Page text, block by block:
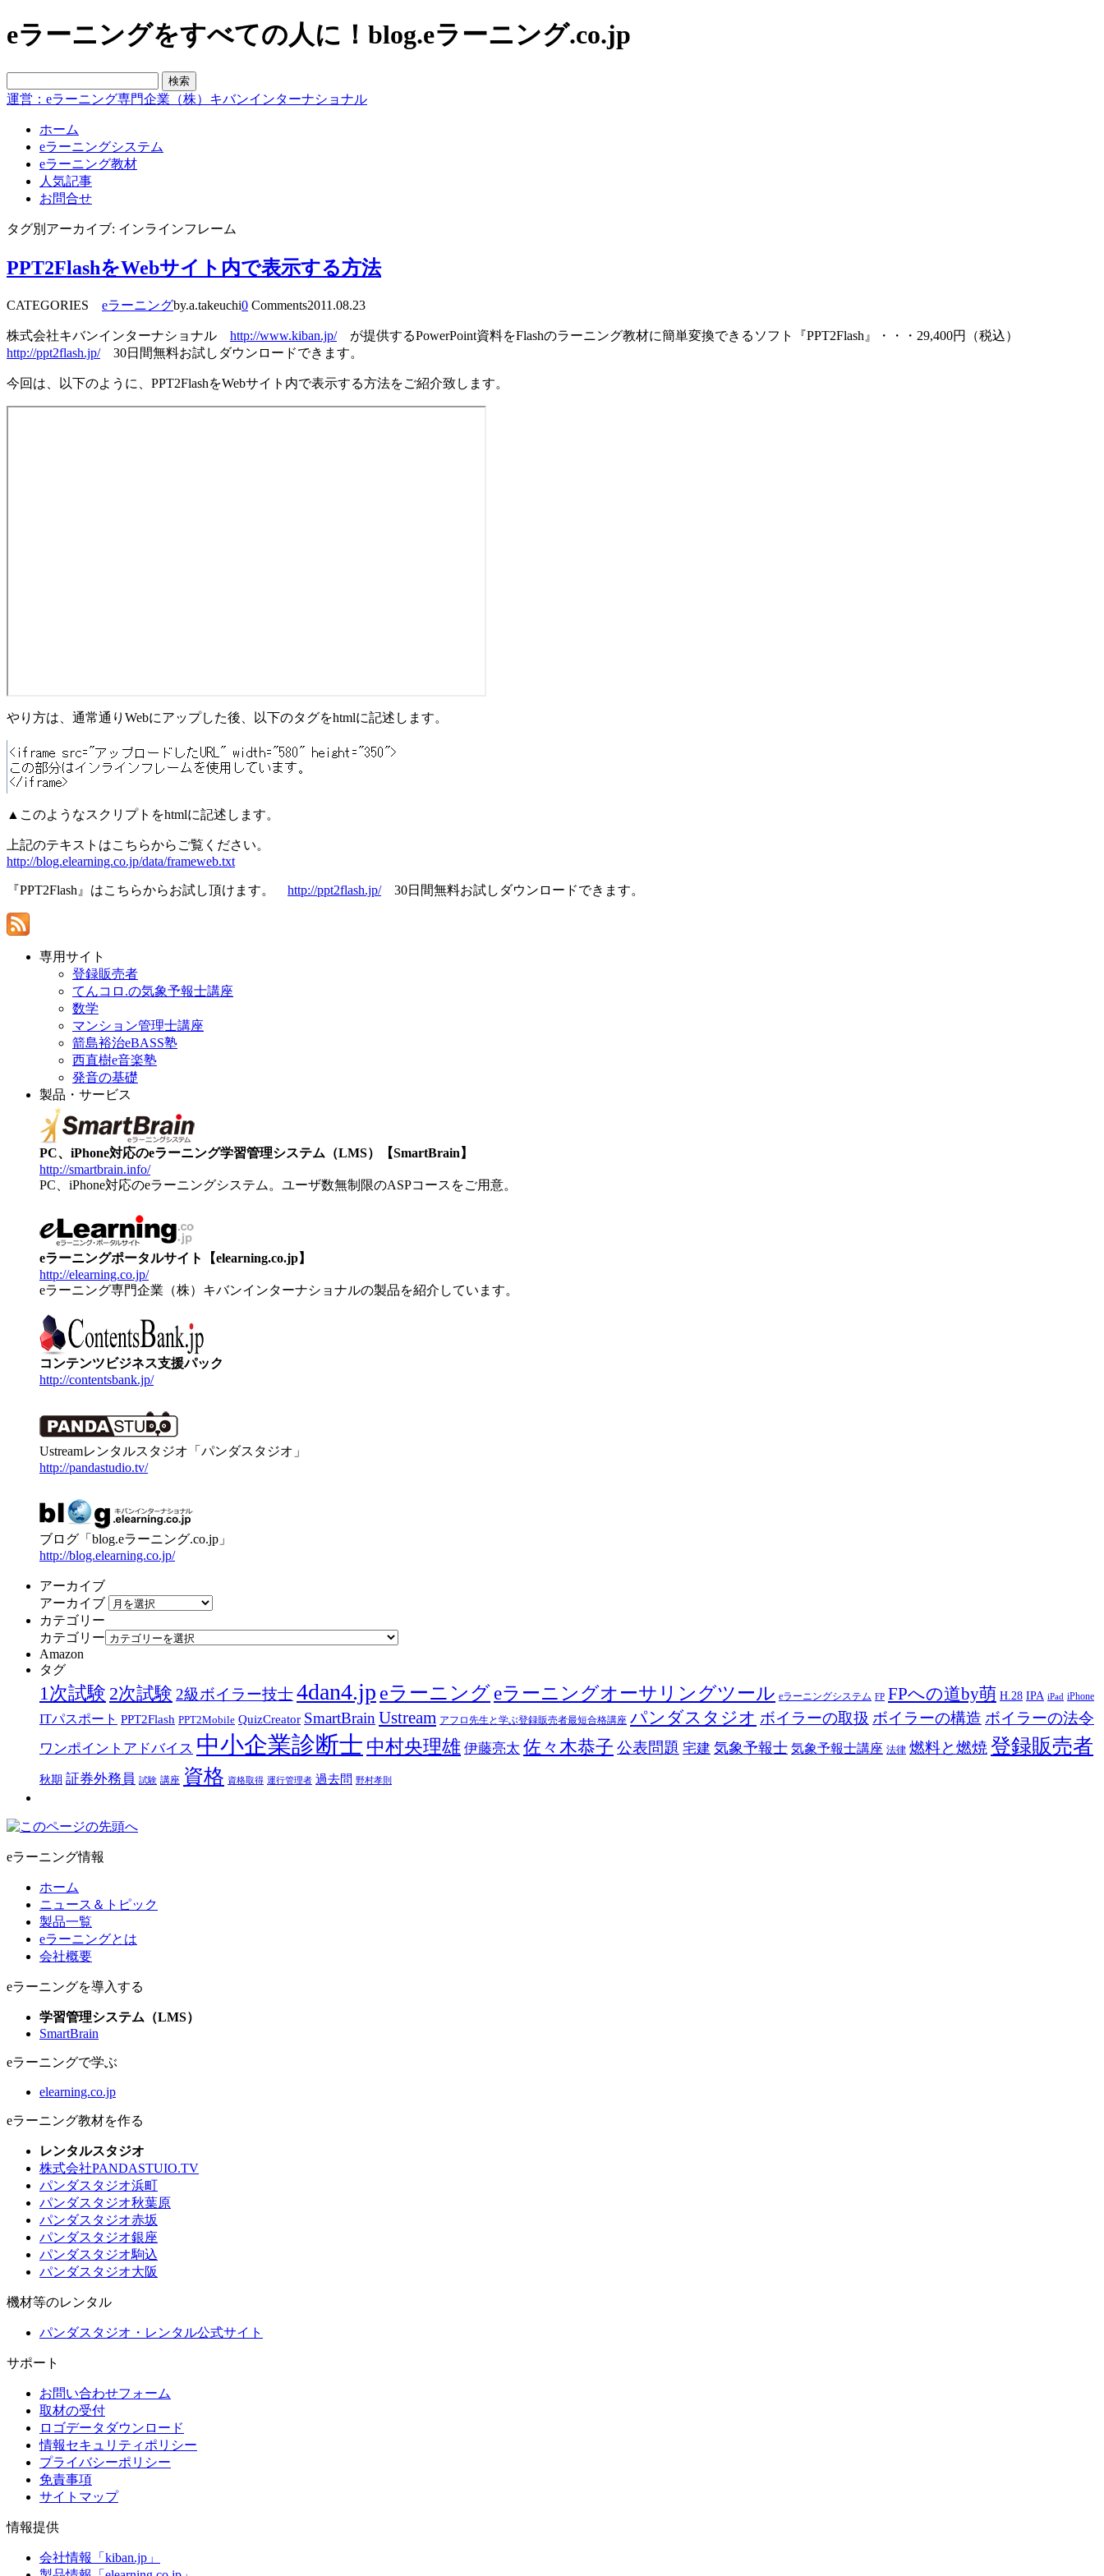
eラーニングをすべての人に！blog.eラーニング.co.jp
運営：eラーニング専門企業（株）キバンインターナショナル
ホーム
eラーニングシステム
eラーニング教材
人気記事
お問合せ
タグ別アーカイブ: インラインフレーム
PPT2FlashをWebサイト内で表示する方法
CATEGORIES eラーニングby.a.takeuchi0 Comments2011.08.23
株式会社キバンインターナショナル http://www.kiban.jp/が提供するPowerPoint資料をFlashのラーニング教材に簡単変換できるソフト『PPT2Flash』・・・29,400円（税込）
http://ppt2flash.jp/30日間無料お試しダウンロードできます。
今回は、以下のように、PPT2FlashをWebサイト内で表示する方法をご紹介致します。
やり方は、通常通りWebにアップした後、以下のタグをhtmlに記述します。
▲このようなスクリプトをhtmlに記述します。
上記のテキストはこちらからご覧ください。
http://blog.elearning.co.jp/data/frameweb.txt
『PPT2Flash』はこちらからお試し頂けます。 http://ppt2flash.jp/30日間無料お試しダウンロードできます。
専用サイト
登録販売者
てんコロ.の気象予報士講座
数学
マンション管理士講座
箭島裕治eBASS塾
西直樹e音楽塾
発音の基礎
製品・サービス
PC、iPhone対応のeラーニング学習管理システム（LMS）【SmartBrain】
http://smartbrain.info/
PC、iPhone対応のeラーニングシステム。ユーザ数無制限のASPコースをご用意。
eラーニングポータルサイト【elearning.co.jp】
http://elearning.co.jp/
eラーニング専門企業（株）キバンインターナショナルの製品を紹介しています。
コンテンツビジネス支援パック
http://contentsbank.jp/
Ustreamレンタルスタジオ「パンダスタジオ」
http://pandastudio.tv/
ブログ「blog.eラーニング.co.jp」
http://blog.elearning.co.jp/
アーカイブ
アーカイブ
カテゴリー
カテゴリー
Amazon
タグ
1次試験 2次試験 2級ボイラー技士4dan4.jp eラーニング eラーニングオーサリングツール eラーニングシステム FP FPへの道by萌 H.28 IPA iPad iPhone
ITパスポート PPT2Flash PPT2Mobile QuizCreator SmartBrain Ustream アフロ先生と学ぶ登録販売者最短合格講座 パンダスタジオ ボイラーの取扱 ボイラーの構造 ボイラーの法令
ワンポイントアドバイス 中小企業診断士 中村央理雄 伊藤亮太 佐々木恭子 公表問題 宅建 気象予報士 気象予報士講座 法律 燃料と燃焼 登録販売者
秋期 証券外務員 試験 講座 資格 資格取得 運行管理者 過去問 野村孝則
eラーニング情報
ホーム
ニュース＆トピック
製品一覧
eラーニングとは
会社概要
eラーニングを導入する
学習管理システム（LMS）
SmartBrain
eラーニングで学ぶ
elearning.co.jp
eラーニング教材を作る
レンタルスタジオ
株式会社PANDASTUIO.TV
パンダスタジオ浜町
パンダスタジオ秋葉原
パンダスタジオ赤坂
パンダスタジオ銀座
パンダスタジオ駒込
パンダスタジオ大阪
機材等のレンタル
パンダスタジオ・レンタル公式サイト
サポート
お問い合わせフォーム
取材の受付
ロゴデータダウンロード
情報セキュリティポリシー
プライバシーポリシー
免責事項
サイトマップ
情報提供
会社情報「kiban.jp」